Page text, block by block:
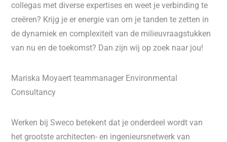
collegas met diverse expertises en weet je verbinding te
creëren? Krijg je er energie van om je tanden te zetten in
de dynamiek en complexiteit van de milieuvraagstukken
van nu en de toekomst? Dan zijn wij op zoek naar jou!
Mariska Moyaert teammanager Environmental
Consultancy
Werken bij Sweco betekent dat je onderdeel wordt van
het grootste architecten- en ingenieursnetwerk van